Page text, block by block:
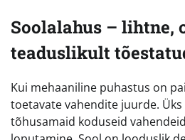
Soolalahus – lihtne,
teaduslikult
Kui mehaaniline puhastus on
toetavate vahendite juurde. Üks
tõhusamaid koduseid